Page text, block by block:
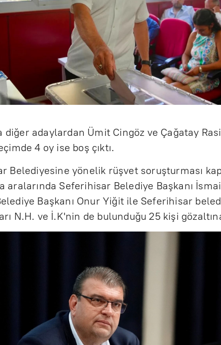
diğer adaylardan Ümit Cingöz ve Çağatay
4 oy ise boş çıktı.
Belediyesine yönelik rüşvet soruşturması
aralarında Seferihisar Belediye Başkanı
Başkanı Onur Yiğit ile Seferihisar
N.H. ve İ.K'nin de bulunduğu 25 kişi